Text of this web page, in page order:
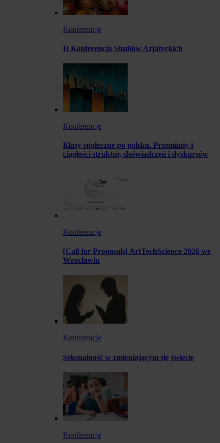
Konferencje
II Konferencja Studiów Azjatyckich
Konferencje
Klasy społeczne po polsku. Przemiany i
ciągłości struktur, doświadczeń i dyskursów
Konferencje
[Call for Proposals] ArtTechScience 2026 we
Wrocławiu
Konferencje
Seksualność w zmieniającym się świecie
Konferencje